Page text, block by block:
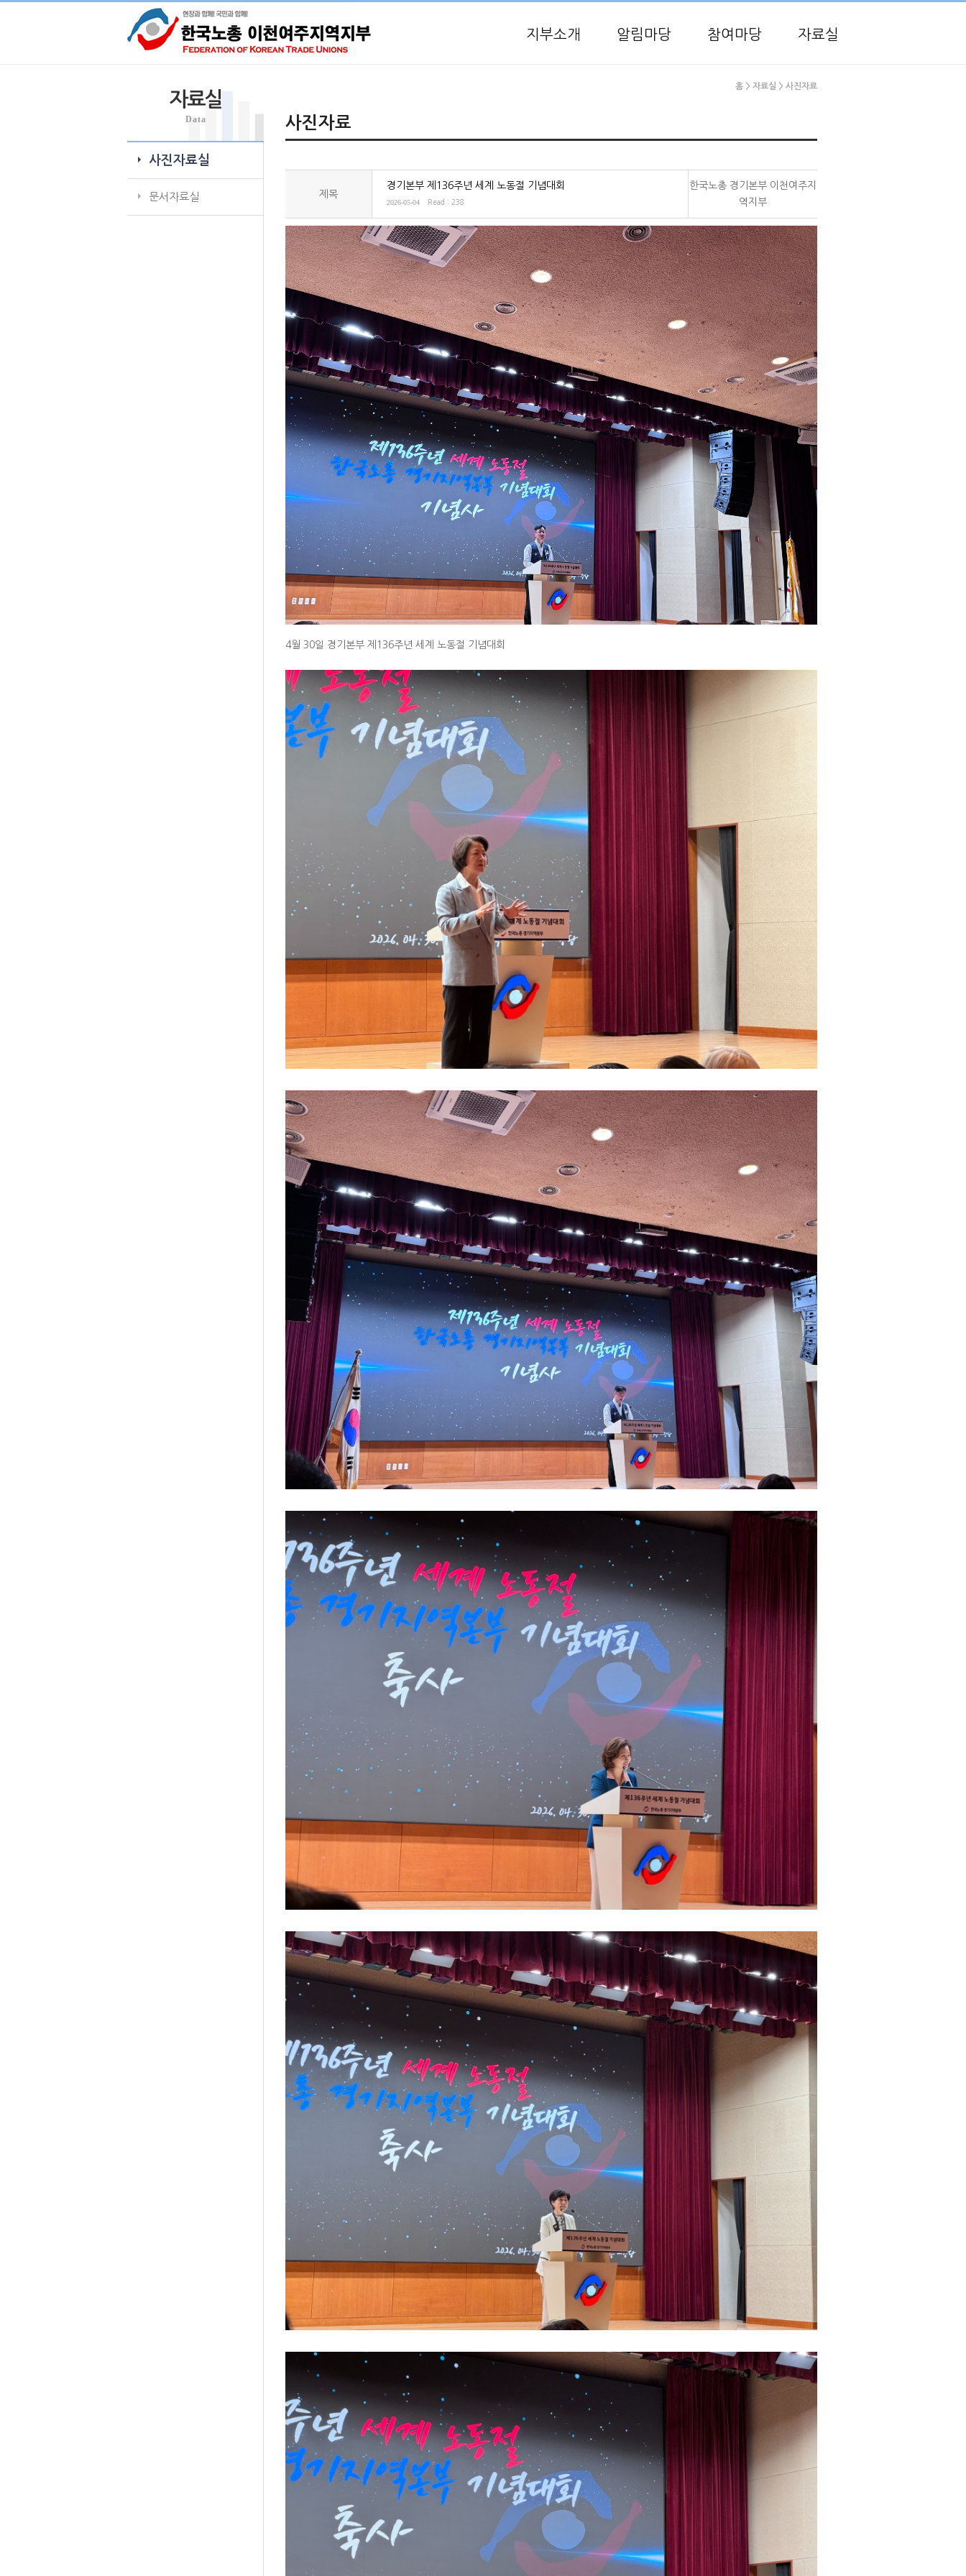
지부소개 알림마당 참여마당 자료실
자료실
Data
사진자료실
문서자료실
홈 > 자료실 > 사진자료
사진자료
제목
경기본부 제136주년 세계 노동절 기념대회
2026-05-04 Read : 238
한국노총 경기본부 이천여주지
역지부
4월 30일 경기본부 제136주년 세계 노동절 기념대회